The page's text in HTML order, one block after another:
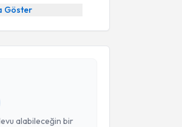
Göster
alabileceğin bir